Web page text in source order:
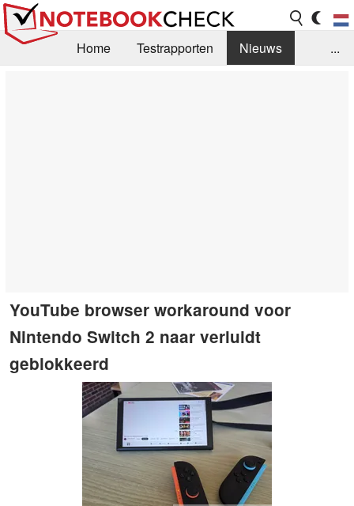
Home Testrapporten
Nieuws
...
YouTube browser workaround voor
Nintendo Switch 2 naar verluidt
geblokkeerd